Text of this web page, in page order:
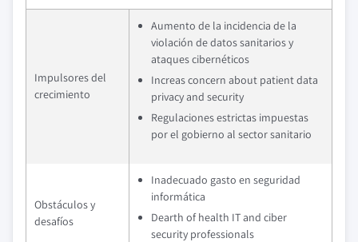
Impulsores del
crecimiento
Aumento de la incidencia de la
violación de datos sanitarios y
ataques cibernéticos
Increas concern about patient data
privacy and security
Regulaciones estrictas impuestas
por el gobierno al sector sanitario
Obstáculos y
desafíos
Inadecuado gasto en seguridad
informática
Dearth of health IT and ciber
security professionals